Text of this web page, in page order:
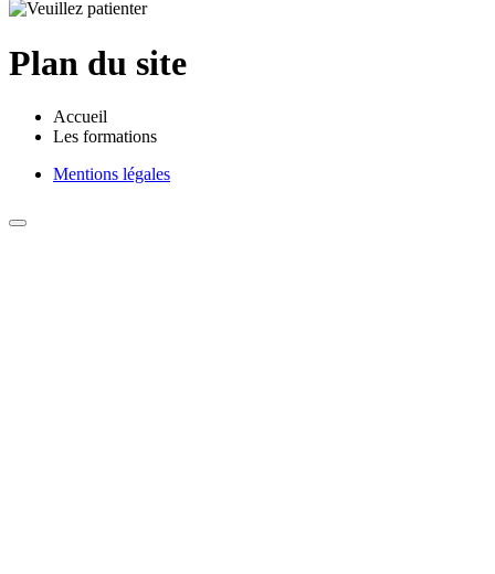
Plan du site
Accueil
Les formations
Mentions légales